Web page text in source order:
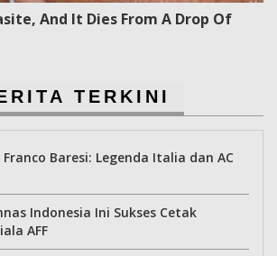
And It Dies From A Drop Of
TERKINI
Baresi: Legenda Italia dan AC
Indonesia Ini Sukses Cetak
AFF